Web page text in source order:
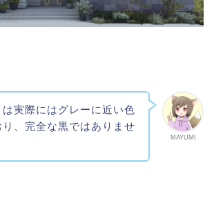
MAYUMI
実際にはグレーに近い色
、完全な黒ではありませ